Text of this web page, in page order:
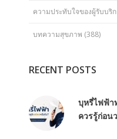
ความประทับใจของผู้รับบริ
บทความสุขภาพ (388)
RECENT POSTS
บุหรี่ไฟฟ้า
ควรรู้ก่อน